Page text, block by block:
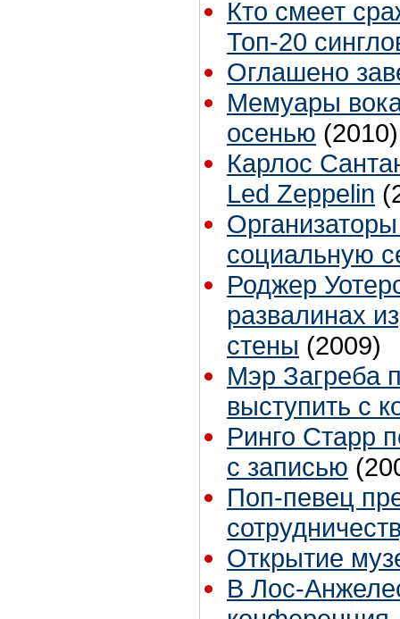
Кто смеет
Топ-20
Оглашено
Мемуары
осенью (2010)
Карлос
Led Zeppelin
социальную
Роджер
развалинах
стены (2009)
Мэр Загреба
выступить с
Ринго Старр
с записью
Поп-певец
Открытие
В Лос-